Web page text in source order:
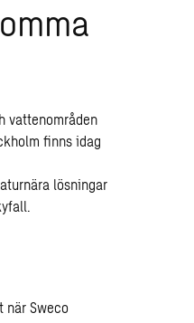
vattenområden
finns idag
lösningar
när Sweco